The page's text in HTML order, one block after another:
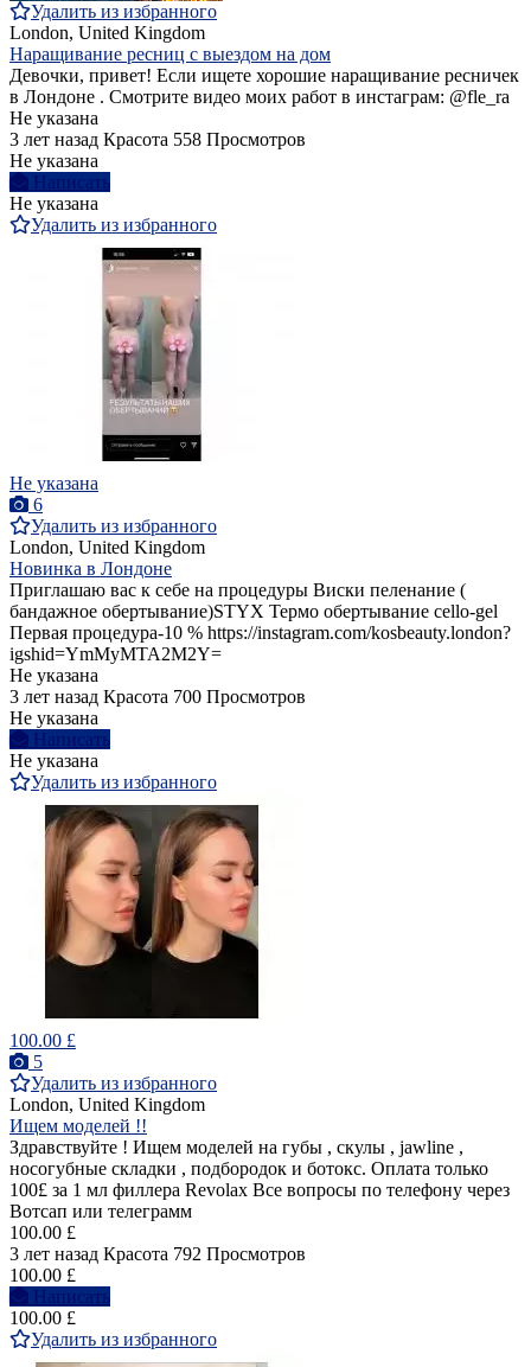
Удалить из избранного
London, United Kingdom
Наращивание ресниц с выездом на дом
Девочки, привет! Если ищете хорошие наращивание ресничек
в Лондоне . Смотрите видео моих работ в инстаграм: @fle_ra
Не указана
3 лет назад Красота 558 Просмотров
Не указана
Написать
Не указана
Удалить из избранного
Не указана
6
Удалить из избранного
London, United Kingdom
Новинка в Лондоне
Приглашаю вас к себе на процедуры Виски пеленание (
бандажное обертывание)STYX Термо обертывание cello-gel
Первая процедура-10 % https://instagram.com/kosbeauty.london?
igshid=YmMyMTA2M2Y=
Не указана
3 лет назад Красота 700 Просмотров
Не указана
Написать
Не указана
Удалить из избранного
100.00 £
5
Удалить из избранного
London, United Kingdom
Ищем моделей !!
Здравствуйте ! Ищем моделей на губы , скулы , jawline ,
носогубные складки , подбородок и ботокс. Оплата только
100£ за 1 мл филлера Revolax Все вопросы по телефону через
Вотсап или телеграмм
100.00 £
3 лет назад Красота 792 Просмотров
100.00 £
Написать
100.00 £
Удалить из избранного